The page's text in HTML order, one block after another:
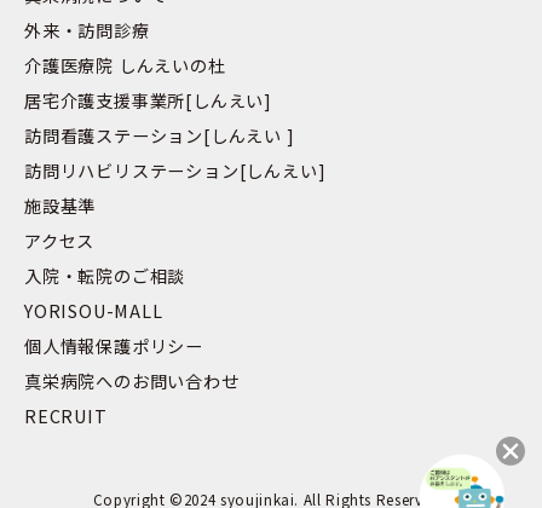
外来・訪問診療
介護医療院 しんえいの杜
居宅介護支援事業所[しんえい]
訪問看護ステーション[しんえい ]
訪問リハビリステーション[しんえい]
施設基準
アクセス
入院・転院のご相談
YORISOU-MALL
個人情報保護ポリシー
真栄病院へのお問い合わせ
RECRUIT
Copyright ©2024 syoujinkai. All Rights Reserved..